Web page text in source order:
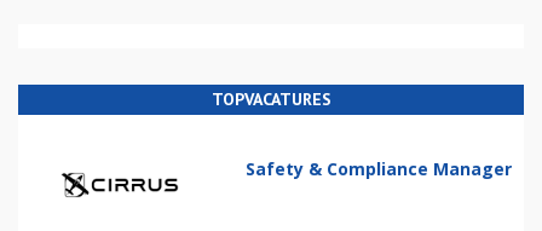
TOPVACATURES
Safety & Compliance Manager